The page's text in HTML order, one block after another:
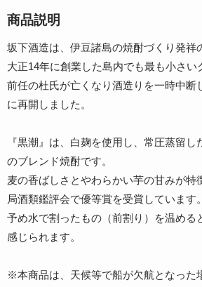
商品説明
坂下酒造は、伊豆諸島の焼酎づくり発祥
大正14年に創業した島内でも最も小さい
前任の杜氏が亡くなり酒造りを一時中断
に再開しました。
『黒潮』は、白麹を使用し、常圧蒸留
のブレンド焼酎です。
麦の香ばしさとやわらかい芋の甘みが特
局酒類鑑評会で優等賞を受賞しています。
予め水で割ったもの（前割り）を温める
感じられます。
※本商品は、天候等で船が欠航となった